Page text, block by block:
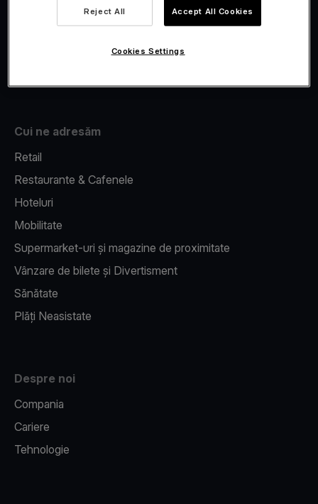
Fiscalizare
Cui ne adresăm
Retail
Restaurante & Cafenele
Hoteluri
Mobilitate
Supermarket-uri și magazine de proximitate
Vânzare de bilete și Divertisment
Sănătate
Plăți Neasistate
Despre noi
Compania
Cariere
Tehnologie
Reject All Accept All Cookies
Cookies Settings